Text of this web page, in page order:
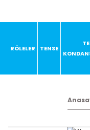
RÖLELER TENSE